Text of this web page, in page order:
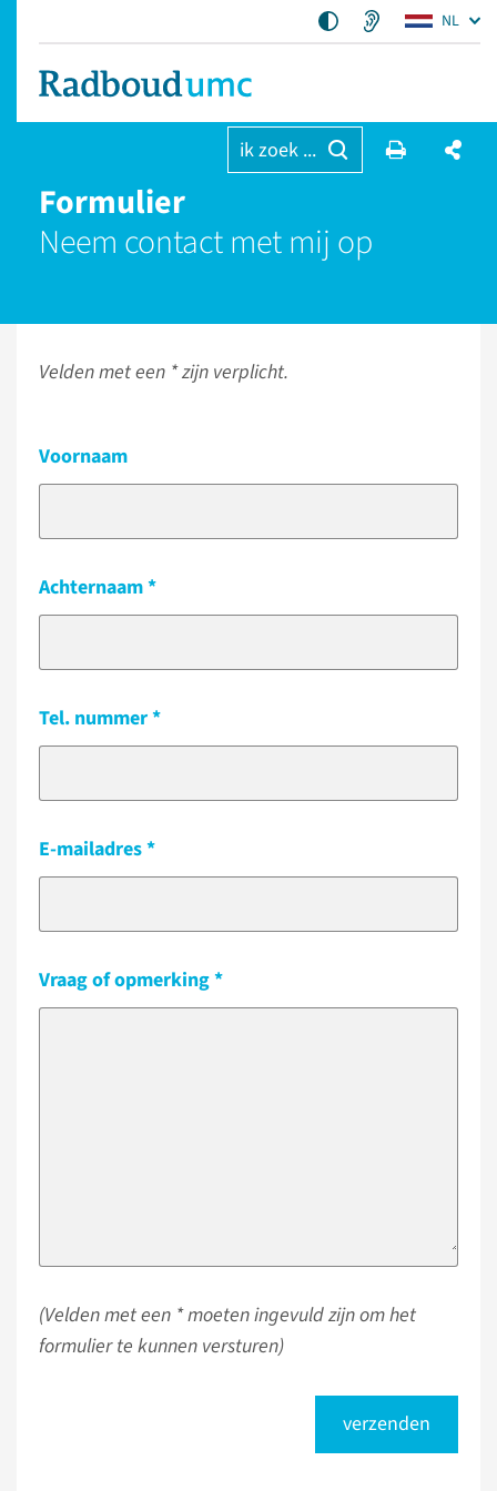
NL
ik zoek ...
Formulier
Neem contact met mij op
Velden met een * zijn verplicht.
Voornaam
Achternaam
Tel. nummer
E-mailadres
Vraag of opmerking
(Velden met een * moeten ingevuld zijn om het
formulier te kunnen versturen)
verzenden